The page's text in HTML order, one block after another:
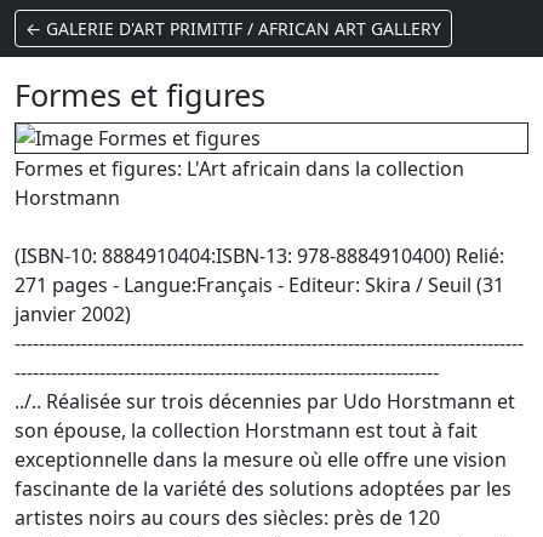
← GALERIE D'ART PRIMITIF / AFRICAN ART GALLERY
Formes et figures
Formes et figures: L'Art africain dans la collection
Horstmann
(ISBN-10: 8884910404:ISBN-13: 978-8884910400) Relié:
271 pages - Langue:Français - Editeur: Skira / Seuil (31
janvier 2002)
------------------------------------------------------------------------------------
----------------------------------------------------------------------
../.. Réalisée sur trois décennies par Udo Horstmann et
son épouse, la collection Horstmann est tout à fait
exceptionnelle dans la mesure où elle offre une vision
fascinante de la variété des solutions adoptées par les
artistes noirs au cours des siècles: près de 120